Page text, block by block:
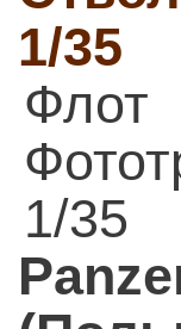
1/35
Флот
1/35